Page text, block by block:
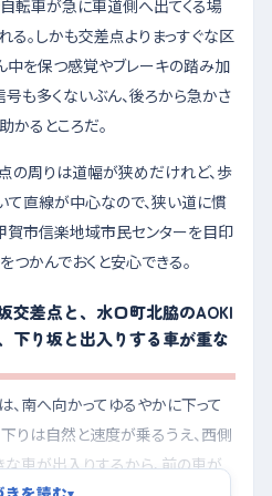
転車が急に車道側へ出てくる場
る。しかも交差点よりまっすぐな区
中を保つ感覚やブレーキの踏み加
も多くないぶん、後ろから急かさ
かるところだ。
周りは道幅が狭めだけれど、歩
直線が中心なので、狭い道に慣
賀市信楽地域市民センターを目印
つかんでおくと安心できる。
交差点と、水口町北脇のAOKI
下り坂と出入りする車が重な
南へ向かってゆるやかに下って
りは自然と速度が乗るうえ、西側
車が出入りするから、前の車が